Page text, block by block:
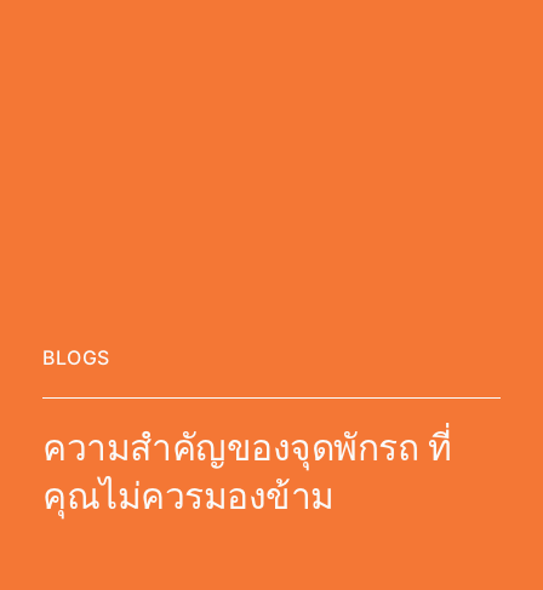
BLOGS
ความสำคัญของจุดพักรถ ที่
คุณไม่ควรมองข้าม